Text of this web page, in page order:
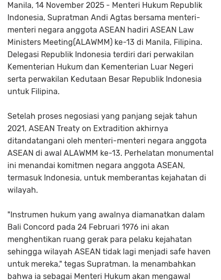
Manila, 14 November 2025 - Menteri Hukum Republik
Indonesia, Supratman Andi Agtas bersama menteri-
menteri negara anggota ASEAN hadiri ASEAN Law
Ministers Meeting(ALAWMM) ke-13 di Manila, Filipina.
Delegasi Republik Indonesia terdiri dari perwakilan
Kementerian Hukum dan Kementerian Luar Negeri
serta perwakilan Kedutaan Besar Republik Indonesia
untuk Filipina.
Setelah proses negosiasi yang panjang sejak tahun
2021, ASEAN Treaty on Extradition akhirnya
ditandatangani oleh menteri-menteri negara anggota
ASEAN di awal ALAWMM ke-13. Perhelatan monumental
ini menandai komitmen negara anggota ASEAN,
termasuk Indonesia, untuk memberantas kejahatan di
wilayah.
"Instrumen hukum yang awalnya diamanatkan dalam
Bali Concord pada 24 Februari 1976 ini akan
menghentikan ruang gerak para pelaku kejahatan
sehingga wilayah ASEAN tidak lagi menjadi safe haven
untuk mereka," tegas Supratman. Ia menambahkan
bahwa ia sebagai Menteri Hukum akan mengawal